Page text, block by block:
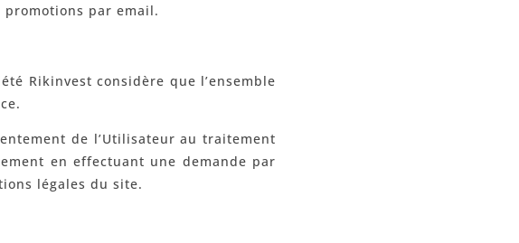
par email.
Rikinvest considère que l’ensemble
de l’Utilisateur au traitement
en effectuant une demande par
légales du site.